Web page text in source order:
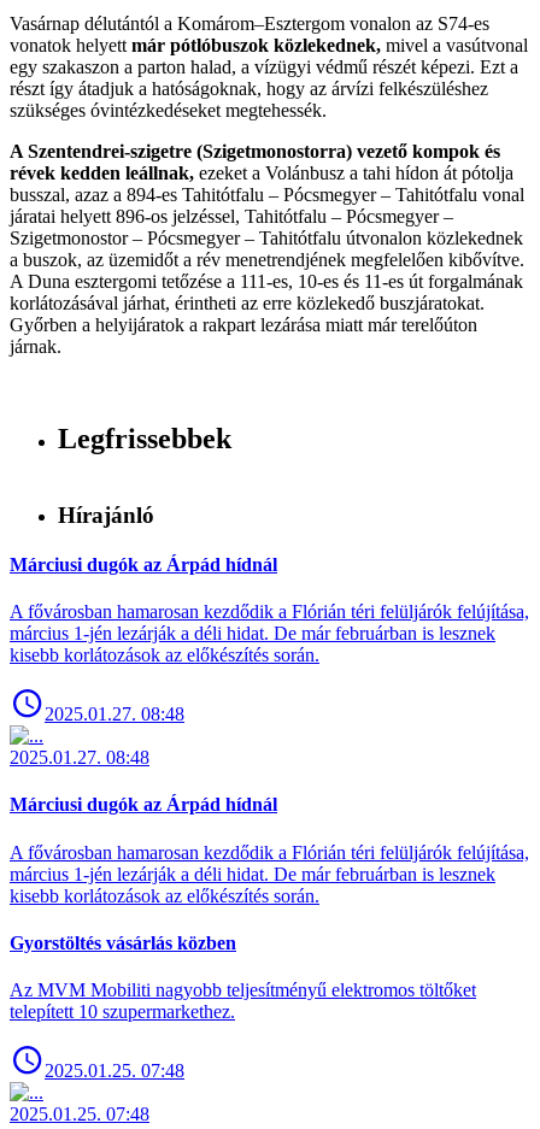
Vasárnap délutántól a Komárom–Esztergom vonalon az S74-es
vonatok helyett már pótlóbuszok közlekednek, mivel a vasútvonal
egy szakaszon a parton halad, a vízügyi védmű részét képezi. Ezt a
részt így átadjuk a hatóságoknak, hogy az árvízi felkészüléshez
szükséges óvintézkedéseket megtehessék.
A Szentendrei-szigetre (Szigetmonostorra) vezető kompok és
révek kedden leállnak, ezeket a Volánbusz a tahi hídon át pótolja
busszal, azaz a 894-es Tahitótfalu – Pócsmegyer – Tahitótfalu vonal
járatai helyett 896-os jelzéssel, Tahitótfalu – Pócsmegyer –
Szigetmonostor – Pócsmegyer – Tahitótfalu útvonalon közlekednek
a buszok, az üzemidőt a rév menetrendjének megfelelően kibővítve.
A Duna esztergomi tetőzése a 111-es, 10-es és 11-es út forgalmának
korlátozásával járhat, érintheti az erre közlekedő buszjáratokat.
Győrben a helyijáratok a rakpart lezárása miatt már terelőúton
járnak.
Legfrissebbek
Hírajánló
Márciusi dugók az Árpád hídnál
A fővárosban hamarosan kezdődik a Flórián téri felüljárók felújítása,
március 1-jén lezárják a déli hidat. De már februárban is lesznek
kisebb korlátozások az előkészítés során.
2025.01.27. 08:48
2025.01.27. 08:48
Márciusi dugók az Árpád hídnál
A fővárosban hamarosan kezdődik a Flórián téri felüljárók felújítása,
március 1-jén lezárják a déli hidat. De már februárban is lesznek
kisebb korlátozások az előkészítés során.
Gyorstöltés vásárlás közben
Az MVM Mobiliti nagyobb teljesítményű elektromos töltőket
telepített 10 szupermarkethez.
2025.01.25. 07:48
2025.01.25. 07:48